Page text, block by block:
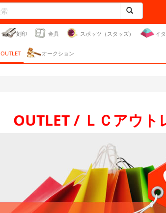
刻印 金具 スポッツ（スタッズ） イ
OUTLET オークション
OUTLET / ＬＣアウト